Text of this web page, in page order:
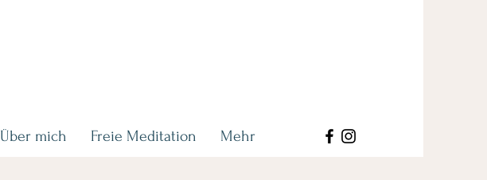
Über mich Freie Meditation Mehr